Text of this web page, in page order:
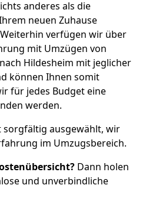
anderes als die
neuen Zuhause
verfügen wir über
mit Umzügen von
Hildesheim mit jeglicher
können Ihnen somit
für jedes Budget eine
werden.
sorgfältig ausgewählt, wir
im Umzugsbereich.
Dann holen
und unverbindliche